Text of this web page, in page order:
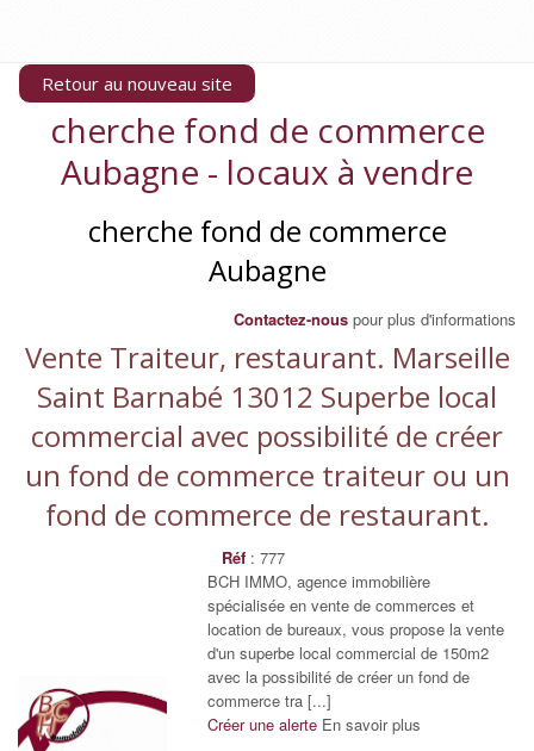
Retour au nouveau site
cherche fond de commerce
Aubagne - locaux à vendre
cherche fond de commerce
Aubagne
Contactez-nous pour plus d'informations
Vente Traiteur, restaurant. Marseille
Saint Barnabé 13012 Superbe local
commercial avec possibilité de créer
un fond de commerce traiteur ou un
fond de commerce de restaurant.
Réf : 777
BCH IMMO, agence immobilière
spécialisée en vente de commerces et
location de bureaux, vous propose la vente
d'un superbe local commercial de 150m2
avec la possibilité de créer un fond de
commerce tra [...]
Créer une alerte En savoir plus